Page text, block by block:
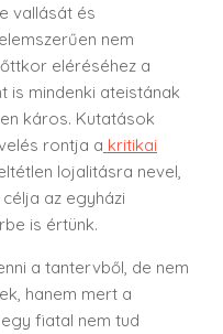
vallását és
nem
eléréséhez a
is mindenki ateistának
káros. Kutatások
rontja a kritikai
lojalitásra nevel,
az egyházi
is értünk.
a tantervből, de nem
hanem mert a
fiatal nem tud